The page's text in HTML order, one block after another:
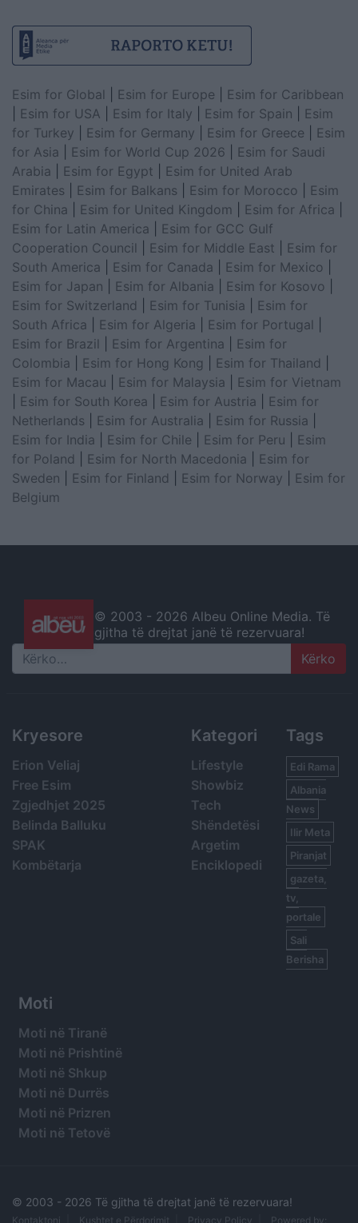
Esim for Global Esim for Europe
Esim for Caribbean
Esim for USA Esim for Italy Esim for Spain
Esim
for Turkey
Esim for Germany Esim for Greece
Esim
for Asia
Esim for World Cup 2026
Esim for Saudi
Arabia
Esim for Egypt
Esim for United Arab
Emirates
Esim for Balkans Esim for Morocco
Esim
for China
Esim for United Kingdom Esim for Africa
Esim for Latin America
Esim for GCC Gulf
Cooperation Council
Esim for Middle East
Esim for
South America
Esim for Canada Esim for Mexico
Esim for Japan
Esim for Albania Esim for Kosovo
Esim for Switzerland
Esim for Tunisia
Esim for
South Africa
Esim for Algeria Esim for Portugal
Esim for Brazil
Esim for Argentina
Esim for
Colombia
Esim for Hong Kong Esim for Thailand
Esim for Macau
Esim for Malaysia
Esim for Vietnam
Esim for South Korea Esim for Austria
Esim for
Netherlands
Esim for Australia Esim for Russia
Esim for India
Esim for Chile Esim for Peru
Esim
for Poland
Esim for North Macedonia
Esim for
Sweden
Esim for Finland Esim for Norway
Esim for
Belgium
© 2003 - 2026 Albeu Online Media. Të
gjitha të drejtat janë të rezervuara!
Search
Kryesore
Erion Veliaj
Free Esim
Zgjedhjet 2025
Belinda Balluku
SPAK
Kombëtarja
Kategori
Lifestyle
Showbiz
Tech
Shëndetësi
Argetim
Enciklopedi
Tags
Edi Rama
Albania
News
Ilir Meta
Piranjat
gazeta,
tv,
portale
Sali
Berisha
Moti
Moti në Tiranë
Moti në Prishtinë
Moti në Shkup
Moti në Durrës
Moti në Prizren
Moti në Tetovë
© 2003 - 2026 Të gjitha të drejtat janë të rezervuara!
Kontaktoni Kushtet e Përdorimit Privacy Policy Powered by: